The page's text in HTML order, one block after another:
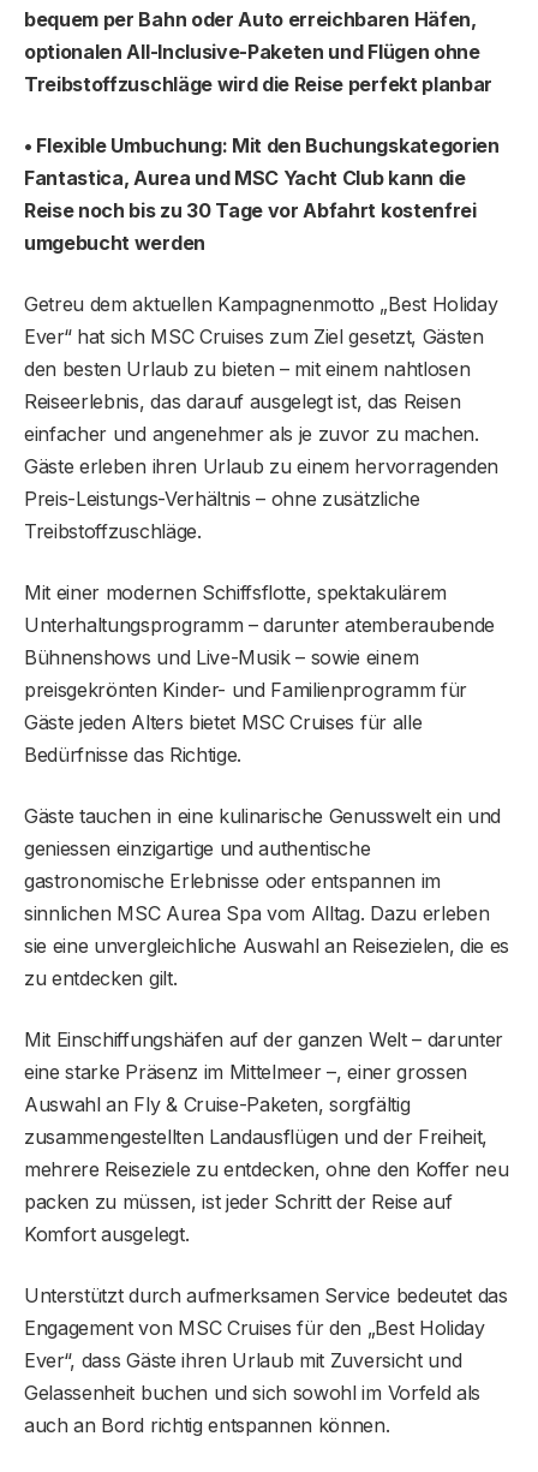
bequem per Bahn oder Auto erreichbaren Häfen,
optionalen All-Inclusive-Paketen und Flügen ohne
Treibstoffzuschläge wird die Reise perfekt planbar
• Flexible Umbuchung: Mit den Buchungskategorien
Fantastica, Aurea und MSC Yacht Club kann die
Reise noch bis zu 30 Tage vor Abfahrt kostenfrei
umgebucht werden
Getreu dem aktuellen Kampagnenmotto „Best Holiday
Ever“ hat sich MSC Cruises zum Ziel gesetzt, Gästen
den besten Urlaub zu bieten – mit einem nahtlosen
Reiseerlebnis, das darauf ausgelegt ist, das Reisen
einfacher und angenehmer als je zuvor zu machen.
Gäste erleben ihren Urlaub zu einem hervorragenden
Preis-Leistungs-Verhältnis – ohne zusätzliche
Treibstoffzuschläge.
Mit einer modernen Schiffsflotte, spektakulärem
Unterhaltungsprogramm – darunter atemberaubende
Bühnenshows und Live-Musik – sowie einem
preisgekrönten Kinder- und Familienprogramm für
Gäste jeden Alters bietet MSC Cruises für alle
Bedürfnisse das Richtige.
Gäste tauchen in eine kulinarische Genusswelt ein und
geniessen einzigartige und authentische
gastronomische Erlebnisse oder entspannen im
sinnlichen MSC Aurea Spa vom Alltag. Dazu erleben
sie eine unvergleichliche Auswahl an Reisezielen, die es
zu entdecken gilt.
Mit Einschiffungshäfen auf der ganzen Welt – darunter
eine starke Präsenz im Mittelmeer –, einer grossen
Auswahl an Fly & Cruise-Paketen, sorgfältig
zusammengestellten Landausflügen und der Freiheit,
mehrere Reiseziele zu entdecken, ohne den Koffer neu
packen zu müssen, ist jeder Schritt der Reise auf
Komfort ausgelegt.
Unterstützt durch aufmerksamen Service bedeutet das
Engagement von MSC Cruises für den „Best Holiday
Ever“, dass Gäste ihren Urlaub mit Zuversicht und
Gelassenheit buchen und sich sowohl im Vorfeld als
auch an Bord richtig entspannen können.